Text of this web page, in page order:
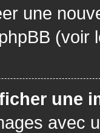
une
(voir
une
avec